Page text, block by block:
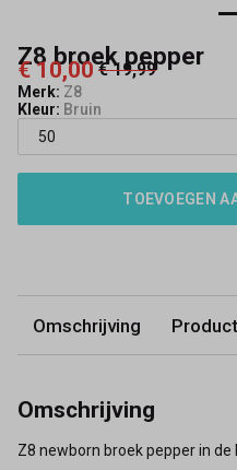
Z8 broek pepper
€ 10,00 € 19,99
Merk: Z8
Kleur: Bruin
TOEVOEGEN
Omschrijving
Omschrijving
Z8 newborn broek pepper in de